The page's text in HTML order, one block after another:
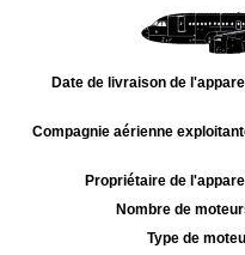
Date de livraison de
Compagnie aérienne
Propriétaire de
Nombre de
Type de